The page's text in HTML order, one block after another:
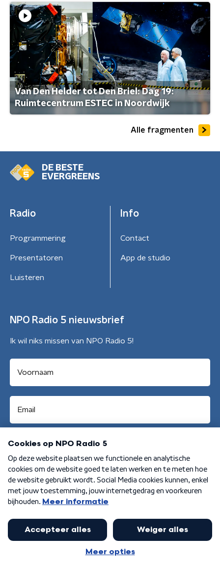
Van Den Helder tot Den Briel: Dag 19:
Ruimtecentrum ESTEC in Noordwijk
Alle fragmenten
DE BESTE
EVERGREENS
Radio
Programmering
Presentatoren
Luisteren
Info
Contact
App de studio
NPO Radio 5 nieuwsbrief
Ik wil niks missen van NPO Radio 5!
Aanmelden
Algemene voorwaarden Privacybeleid